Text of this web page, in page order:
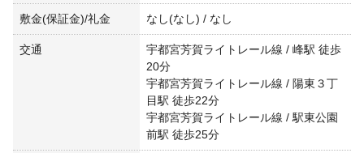
敷金(保証金)/礼金 なし(なし) / なし
交通
宇都宮芳賀ライトレール線 / 峰駅 徒歩
20分
宇都宮芳賀ライトレール線 / 陽東３丁
目駅 徒歩22分
宇都宮芳賀ライトレール線 / 駅東公園
前駅 徒歩25分